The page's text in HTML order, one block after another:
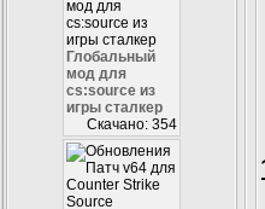
Глобальный
мод для
cs:source из
игры сталкер
Скачано: 354